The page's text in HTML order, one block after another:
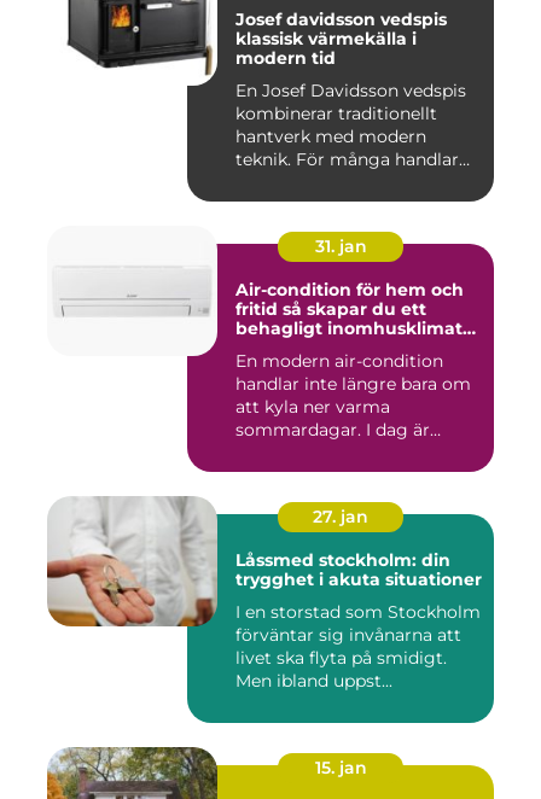
Josef davidsson vedspis
klassisk värmekälla i
modern tid
En Josef Davidsson vedspis
kombinerar traditionellt
hantverk med modern
teknik. För många handlar
31. jan
Air-condition för hem och
fritid så skapar du ett
behagligt inomhusklimat
En modern air-condition
handlar inte längre bara om
att kyla ner varma
sommardagar. I dag är
27. jan
Låssmed stockholm: din
trygghet i akuta situationer
I en storstad som Stockholm
förväntar sig invånarna att
livet ska flyta på smidigt.
Men ibland uppst...
15. jan